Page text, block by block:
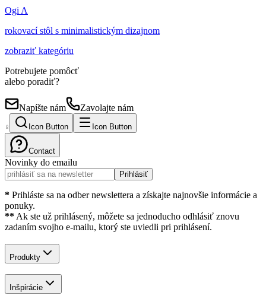
Ogi A
rokovací stôl s minimalistickým dizajnom
zobraziť kategóriu
Potrebujete pomôcť
alebo poradiť?
Napíšte nám Zavolajte nám
Icon Button Icon Button
Contact
Novinky do emailu
Prihlásiť
* Prihláste sa na odber newslettera a získajte najnovšie informácie a
ponuky.
** Ak ste už prihlásený, môžete sa jednoducho odhlásiť znovu
zadaním svojho e-mailu, ktorý ste uviedli pri prihlásení.
Produkty
Inšpirácie